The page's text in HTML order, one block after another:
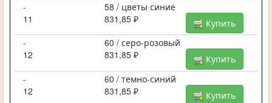
-
58 / цветы синие
11
831,85 ₽
Купить
-
60 / серо-розовый
12
831,85 ₽
Купить
-
60 / темно-синий
12
831,85 ₽
Купить